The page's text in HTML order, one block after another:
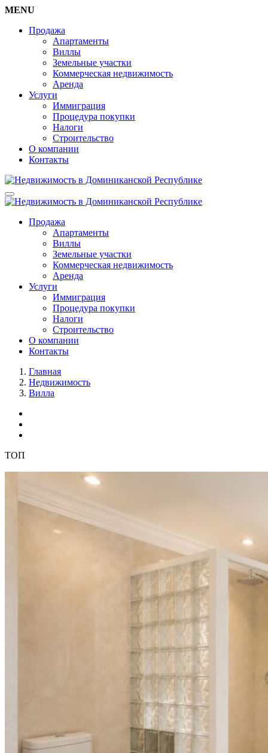
MENU
Продажа
Апартаменты
Виллы
Земельные участки
Коммерческая недвижимость
Аренда
Услуги
Иммиграция
Процедура покупки
Налоги
Строительство
О компании
Контакты
Продажа
Апартаменты
Виллы
Земельные участки
Коммерческая недвижимость
Аренда
Услуги
Иммиграция
Процедура покупки
Налоги
Строительство
О компании
Контакты
Главная
Недвижимость
Вилла
ТОП